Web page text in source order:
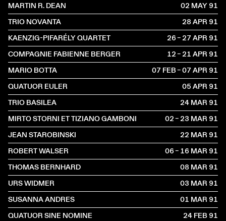
MARTIN R. DEAN
02 MAY1991
TRIO NOVANTA
28 APR1991
KAENZIG-PIFARÉLY QUARTET
26 – 27 APR1991
COMPAGNIE FABIENNE BERGER
12 – 21 APR1991
MARIO BOTTA
07 FEB – 07 APR1991
QUATUOR EULER
05 APR1991
TRIO BASILEA
24 MAR1991
MIRTO STORNI ET TIZIANO GAMBONI
02 – 23 MAR1991
JEAN STAROBINSKI
22 MAR1991
ROBERT WALSER
06 – 16 MAR1991
THOMAS BERNHARD
08 MAR1991
URS WIDMER
03 MAR1991
SUSANNA ANDRES
01 MAR1991
QUATUOR SINE NOMINE
24 FEB1991